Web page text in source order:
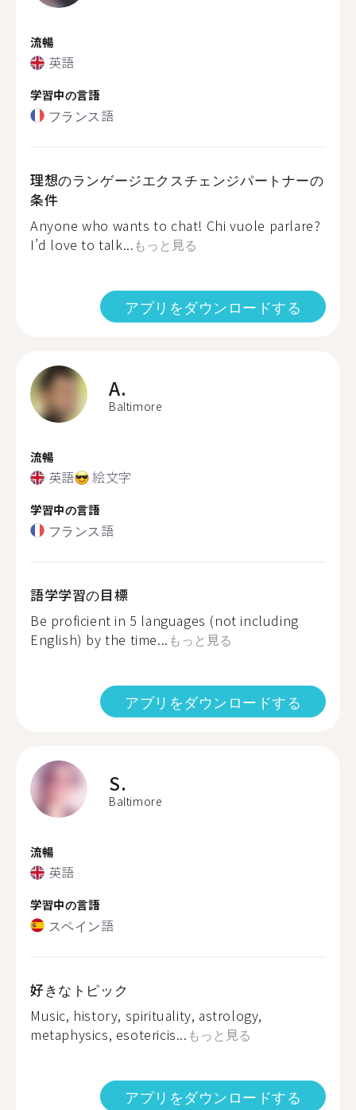
流暢
英語
学習中の言語
フランス語
理想のランゲージエクスチェンジパートナーの
条件
Anyone who wants to chat! Chi vuole parlare?
I’d love to talk...もっと見る
アプリをダウンロードする
A.
Baltimore
流暢
英語 絵文字
学習中の言語
フランス語
語学学習の目標
Be proficient in 5 languages (not including
English) by the time... もっと見る
アプリをダウンロードする
S.
Baltimore
流暢
英語
学習中の言語
スペイン語
好きなトピック
Music, history, spirituality, astrology,
metaphysics, esotericis... もっと見る
アプリをダウンロードする